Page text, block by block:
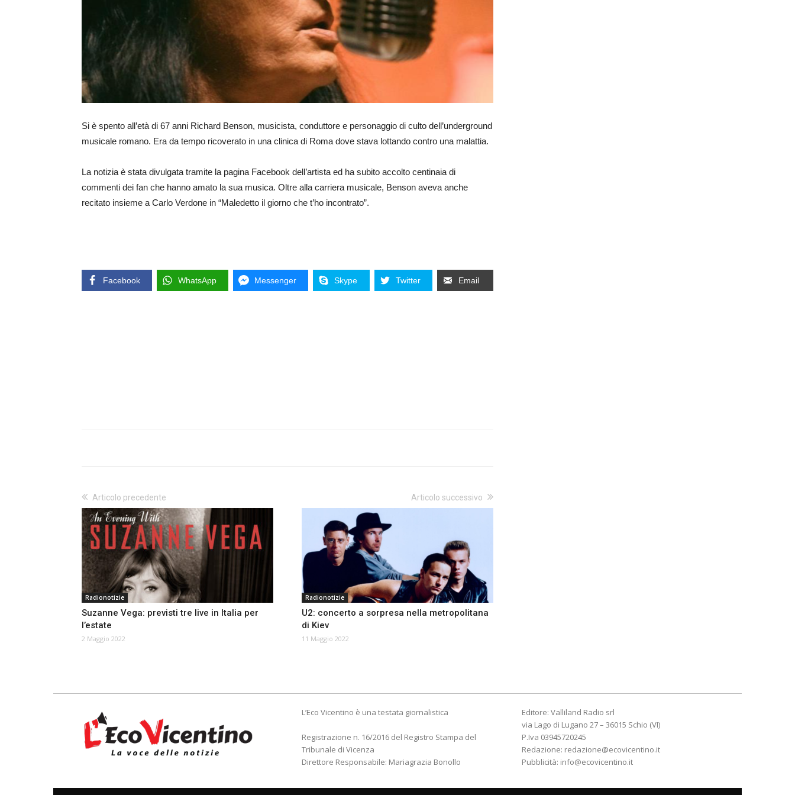
Si è spento all’età di 67 anni Richard Benson, musicista, conduttore e personaggio di culto dell’underground
musicale romano. Era da tempo ricoverato in una clinica di Roma dove stava lottando contro una malattia.
La notizia è stata divulgata tramite la pagina Facebook dell’artista ed ha subito accolto centinaia di
commenti dei fan che hanno amato la sua musica. Oltre alla carriera musicale, Benson aveva anche
recitato insieme a Carlo Verdone in “Maledetto il giorno che t’ho incontrato”.
Facebook WhatsApp Messenger Skype Twitter Email
Articolo precedente
Radionotizie
Suzanne Vega: previsti tre live in Italia per
l’estate
2 Maggio 2022
Articolo successivo
Radionotizie
U2: concerto a sorpresa nella metropolitana
di Kiev
11 Maggio 2022
L’Eco Vicentino è una testata giornalistica
Registrazione n. 16/2016 del Registro Stampa del
Tribunale di Vicenza
Direttore Responsabile: Mariagrazia Bonollo
Editore: Valliland Radio srl
via Lago di Lugano 27 – 36015 Schio (VI)
P.Iva 03945720245
Redazione: redazione@ecovicentino.it
Pubblicità: info@ecovicentino.it